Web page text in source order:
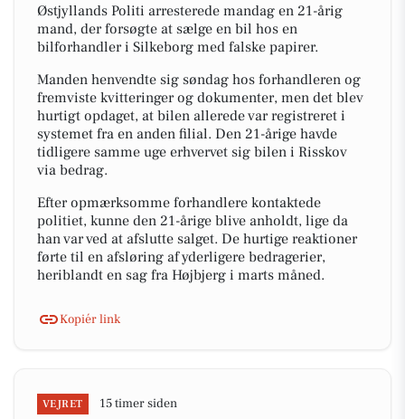
Østjyllands Politi arresterede mandag en 21-årig
mand, der forsøgte at sælge en bil hos en
bilforhandler i Silkeborg med falske papirer.
Manden henvendte sig søndag hos forhandleren og
fremviste kvitteringer og dokumenter, men det blev
hurtigt opdaget, at bilen allerede var registreret i
systemet fra en anden filial. Den 21-årige havde
tidligere samme uge erhvervet sig bilen i Risskov
via bedrag.
Efter opmærksomme forhandlere kontaktede
politiet, kunne den 21-årige blive anholdt, lige da
han var ved at afslutte salget. De hurtige reaktioner
førte til en afsløring af yderligere bedragerier,
heriblandt en sag fra Højbjerg i marts måned.
Kopiér link
VEJRET 15 timer siden